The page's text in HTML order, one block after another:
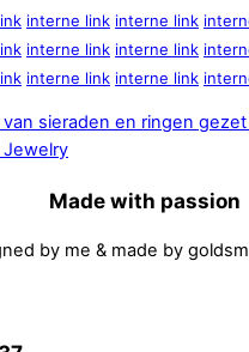
interne link interne link
interne link interne link
interne link interne link
Made with passion
by me & made by